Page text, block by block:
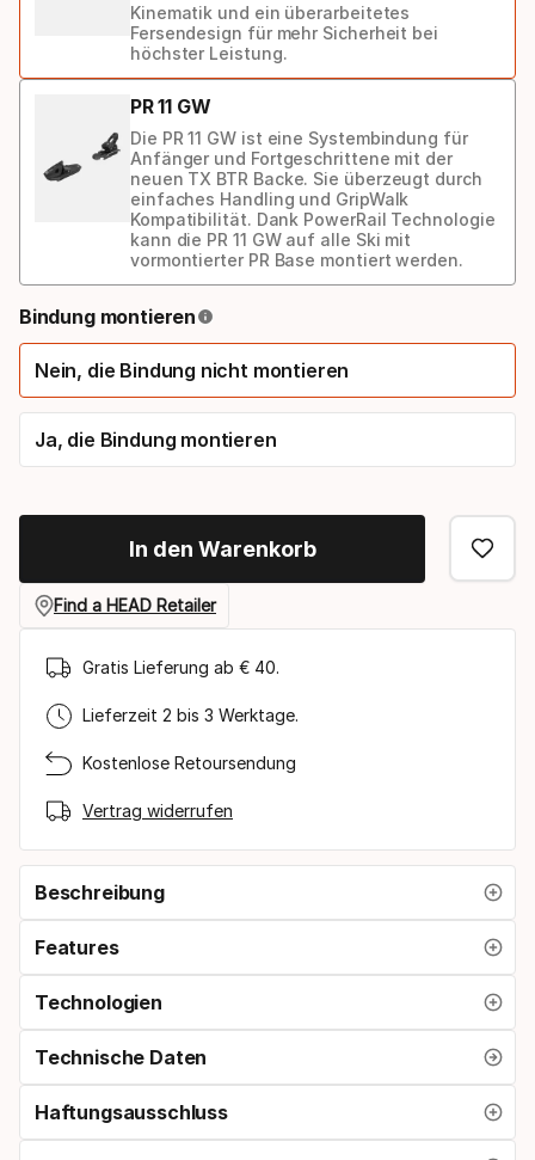
Kinematik und ein überarbeitetes
Fersendesign für mehr Sicherheit bei
höchster Leistung.
PR 11 GW
Die PR 11 GW ist eine Systembindung für
Anfänger und Fortgeschrittene mit der
neuen TX BTR Backe. Sie überzeugt durch
einfaches Handling und GripWalk
Kompatibilität. Dank PowerRail Technologie
kann die PR 11 GW auf alle Ski mit
vormontierter PR Base montiert werden.
Bindungs-
Option
Bindung montieren
Nein, die Bindung nicht montieren
Ja, die Bindung montieren
In den Warenkorb
Find a HEAD Retailer
Gratis Lieferung ab € 40.
Lieferzeit 2 bis 3 Werktage.
Kostenlose Retoursendung
Vertrag widerrufen
Beschreibung
Features
Technologien
Technische Daten
Haftungsausschluss